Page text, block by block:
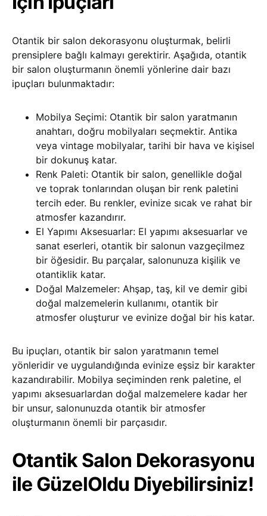
Otantik bir salon dekorasyonu oluşturmak, belirli
prensiplere bağlı kalmayı gerektirir. Aşağıda, otantik
bir salon oluşturmanın önemli yönlerine dair bazı
ipuçları bulunmaktadır:
Mobilya Seçimi: Otantik bir salon yaratmanın
anahtarı, doğru mobilyaları seçmektir. Antika
veya vintage mobilyalar, tarihi bir hava ve kişisel
bir dokunuş katar.
Renk Paleti: Otantik bir salon, genellikle doğal
ve toprak tonlarından oluşan bir renk paletini
tercih eder. Bu renkler, evinize sıcak ve rahat bir
atmosfer kazandırır.
El Yapımı Aksesuarlar: El yapımı aksesuarlar ve
sanat eserleri, otantik bir salonun vazgeçilmez
bir öğesidir. Bu parçalar, salonunuza kişilik ve
otantiklik katar.
Doğal Malzemeler: Ahşap, taş, kil ve demir gibi
doğal malzemelerin kullanımı, otantik bir
atmosfer oluşturur ve evinize doğal bir his katar.
Bu ipuçları, otantik bir salon yaratmanın temel
yönleridir ve uygulandığında evinize eşsiz bir karakter
kazandırabilir. Mobilya seçiminden renk paletine, el
yapımı aksesuarlardan doğal malzemelere kadar her
bir unsur, salonunuzda otantik bir atmosfer
oluşturmanın önemli bir parçasıdır.
Otantik Salon Dekorasyonu
ile GüzelOldu Diyebilirsiniz!